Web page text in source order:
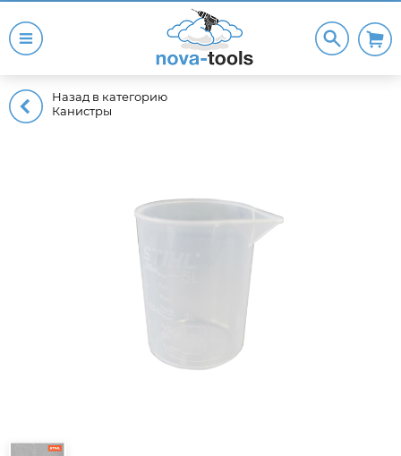
Назад в категорию
Канистры